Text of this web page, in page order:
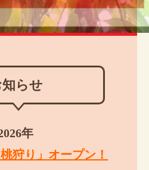
らせ
年
狩り」オープン！